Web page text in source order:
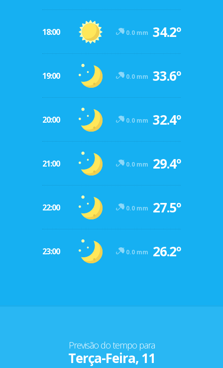
18:00 0.0 mm 34.2º
19:00 0.0 mm 33.6º
20:00 0.0 mm 32.4º
21:00 0.0 mm 29.4º
22:00 0.0 mm 27.5º
23:00 0.0 mm 26.2º
Previsão do tempo para
Terça-Feira, 11